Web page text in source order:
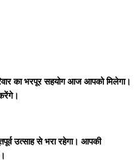
का भरपूर सहयोग आज आपको मिलेगा।
उत्साह से भरा रहेगा। आपकी